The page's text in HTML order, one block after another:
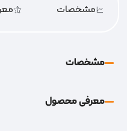
مشخصات
مشخصات
معرفی محصول